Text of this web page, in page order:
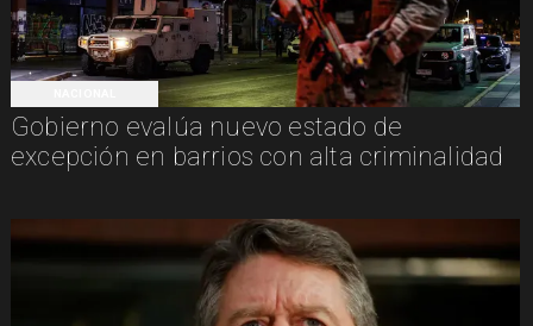
Gobierno evalúa nuevo estado de
excepción en barrios con alta criminalidad